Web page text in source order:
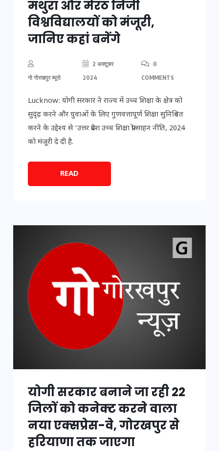
मथुरा और मेरठ निजी
विश्वविद्यालयों को मंजूरी,
जानिए कहां बनेंगे
गो गोरखपुर ब्यूरो
2 अक्टूबर
2024
0
COMMENTS
Lucknow: योगी सरकार ने राज्य में उच्च शिक्षा के क्षेत्र को
सुदृढ़ करने और युवाओं के लिए गुणवत्तापूर्ण शिक्षा सुनिश्चित
करने के उद्देश्य से ‘उत्तर प्रदेश उच्च शिक्षा प्रोत्साहन नीति, 2024
को मंजूरी दे दी है.
READ
योगी सरकार बनाने जा रही 22
जिलों को कनेक्ट करने वाला
नया एक्सप्रेस-वे, गोरखपुर से
हरियाणा तक जाएगा